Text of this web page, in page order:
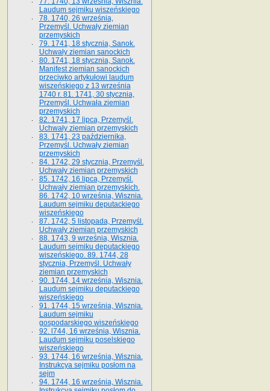
Laudum sejmiku wiszeńskiego
78. 1740, 26 września,
Przemyśl. Uchwały ziemian
przemyskich
79. 1741, 18 stycznia, Sanok.
Uchwały ziemian sanockich
80. 1741, 18 stycznia, Sanok.
Manifest ziemian sanockich
przeciwko artykułowi laudum
wiszeńskiego z 13 wrze­śnia
1740 r. 81. 1741, 30 stycznia,
Przemyśl. Uchwała ziemian
przemyskich
82. 1741, 17 lipca, Przemyśl.
Uchwały ziemian przemyskich
83. 1741, 23 października,
Przemyśl. Uchwały ziemian
przemyskich
84. 1742, 29 stycznia, Przemyśl.
Uchwały ziemian przemyskich
85. 1742, 16 lipca, Przemyśl.
Uchwały ziemian przemyskich.
86. 1742, 10 września, Wisznia.
Laudum sejmiku deputackiego
wiszeńskiego
87. 1742, 5 listopada, Przemyśl.
Uchwały ziemian przemyskich
88. 1743, 9 września, Wisznia.
Laudum sejmiku deputackiego
wiszeńskiego. 89. 1744, 28
stycznia, Przemyśl. Uchwały
ziemian przemyskich
90. 1744, 14 września, Wisznia.
Laudum sejmiku deputackiego
wiszeńskiego
91. 1744, 15 września, Wisznia.
Laudum sejmiku
gospodarskiego wiszeńskiego
92. l744, 16 września, Wisznia.
Laudum sejmiku poselskiego
wiszeńskiego
93. 1744, 16 września, Wisznia.
Instrukcya sejmiku posłom na
sejm
94. 1744, 16 września, Wisznia.